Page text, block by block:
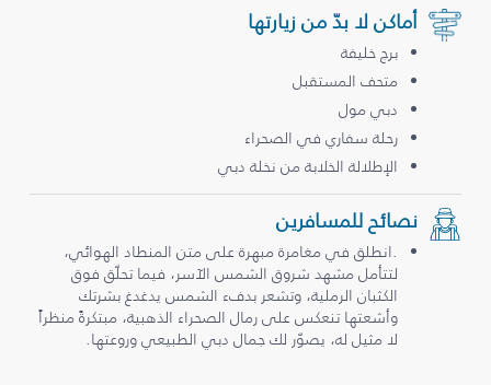
أماكن لا بدّ من زيارتها
برج خليفة
متحف المستقبل
دبي مول
رحلة سفاري في الصحراء
الإطلالة الخلابة من نخلة دبي
نصائح للمسافرين
.انطلق في مغامرة مبهرة على متن المنطاد الهوائي،
لتتأمل مشهد شروق الشمس الآسر، فيما تحلّق فوق
الكثبان الرملية، وتشعر بدفء الشمس يدغدغ بشرتك
وأشعتها تنعكس على رمال الصحراء الذهبية، مبتكرةً منظراً
لا مثيل له، يصوّر لك جمال دبي الطبيعي وروعتها.